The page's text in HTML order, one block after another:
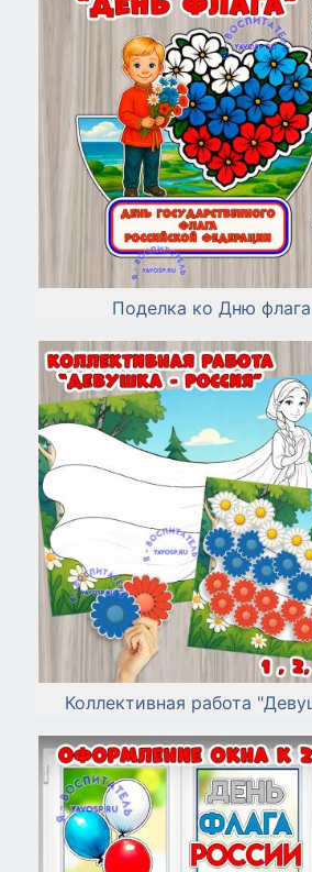
Поделка ко Дню
Коллективная работа